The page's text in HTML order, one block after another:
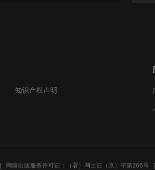
知识产权声明
网络出版服务许可证：（署）网出证（京）字第266号